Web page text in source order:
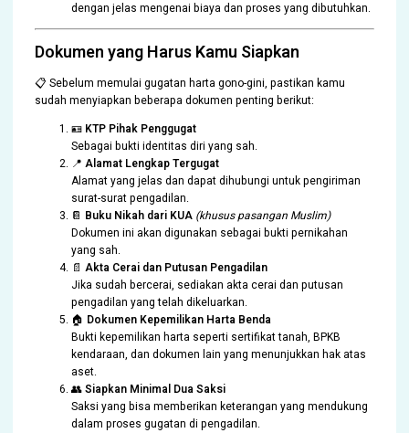
dengan jelas mengenai biaya dan proses yang dibutuhkan.
Dokumen yang Harus Kamu Siapkan
📋 Sebelum memulai gugatan harta gono-gini, pastikan kamu
sudah menyiapkan beberapa dokumen penting berikut:
🪪 KTP Pihak Penggugat
Sebagai bukti identitas diri yang sah.
📍Alamat Lengkap Tergugat
Alamat yang jelas dan dapat dihubungi untuk pengiriman
surat-surat pengadilan.
📔 Buku Nikah dari KUA (khusus pasangan Muslim)
Dokumen ini akan digunakan sebagai bukti pernikahan
yang sah.
📄Akta Cerai dan Putusan Pengadilan
Jika sudah bercerai, sediakan akta cerai dan putusan
pengadilan yang telah dikeluarkan.
🏠 Dokumen Kepemilikan Harta Benda
Bukti kepemilikan harta seperti sertifikat tanah, BPKB
kendaraan, dan dokumen lain yang menunjukkan hak atas
aset.
👥Siapkan Minimal Dua Saksi
Saksi yang bisa memberikan keterangan yang mendukung
dalam proses gugatan di pengadilan.